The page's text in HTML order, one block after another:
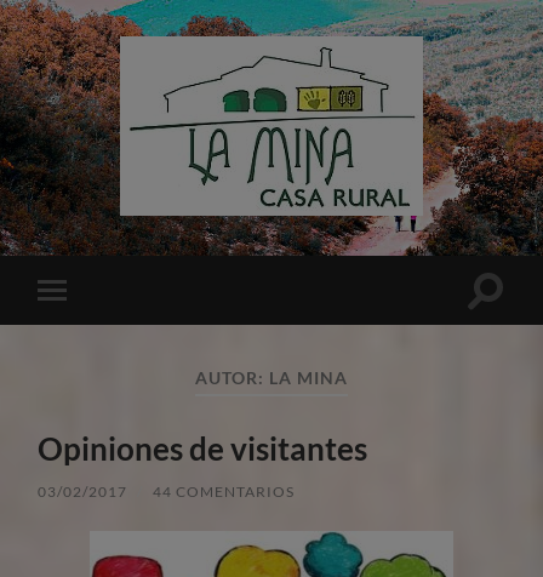
Casa
Rural
La
Alternar
el
AUTOR: LA MINA
Opiniones de visitantes
03/02/2017 44 COMENTARIOS